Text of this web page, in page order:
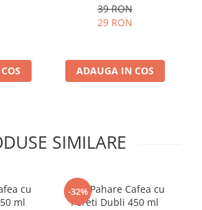
39 RON
29 RON
ADAUGA IN COS
SIMILARE
cu
ml
-32%
Set 4 Pahare Cafea cu
Pereti Dubli 450 ml